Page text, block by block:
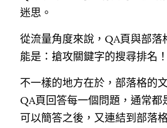
迷思。
從流量角度來說，QA頁與部落
能是：搶攻關鍵字的搜尋排名！
不一樣的地方在於，部落格的
QA頁回答每一個問題，通常都
可以簡答之後，又連結到部落